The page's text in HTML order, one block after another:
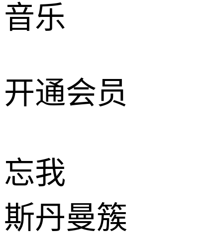
音乐
开通会员
忘我
斯丹曼簇